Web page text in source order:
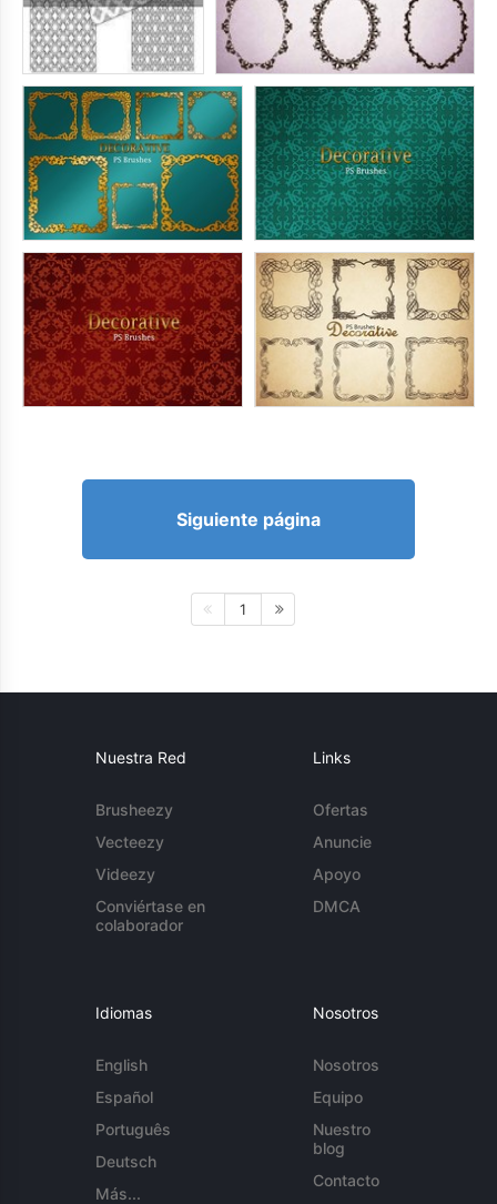
Siguiente página
1
Nuestra Red
Brusheezy
Vecteezy
Videezy
Conviértase en
colaborador
Links
Ofertas
Anuncie
Apoyo
DMCA
Idiomas
English
Español
Português
Deutsch
Más...
Nosotros
Nosotros
Equipo
Nuestro
blog
Contacto